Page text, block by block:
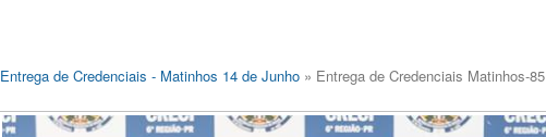
Entrega de Credenciais - Matinhos 14 de Junho » Entrega de Credenciais Matinhos-85